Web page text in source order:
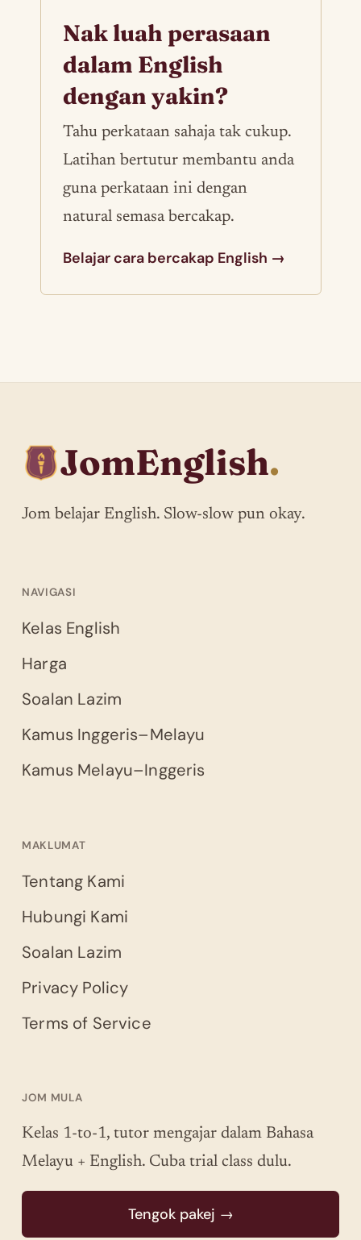
Nak luah perasaan
dalam English
dengan yakin?
Tahu perkataan sahaja tak cukup.
Latihan bertutur membantu anda
guna perkataan ini dengan
natural semasa bercakap.
Belajar cara bercakap English →
JomEnglish.
Jom belajar English. Slow-slow pun okay.
NAVIGASI
Kelas English
Harga
Soalan Lazim
Kamus Inggeris–Melayu
Kamus Melayu–Inggeris
MAKLUMAT
Tentang Kami
Hubungi Kami
Soalan Lazim
Privacy Policy
Terms of Service
JOM MULA
Kelas 1-to-1, tutor mengajar dalam Bahasa
Melayu + English. Cuba trial class dulu.
Tengok pakej →